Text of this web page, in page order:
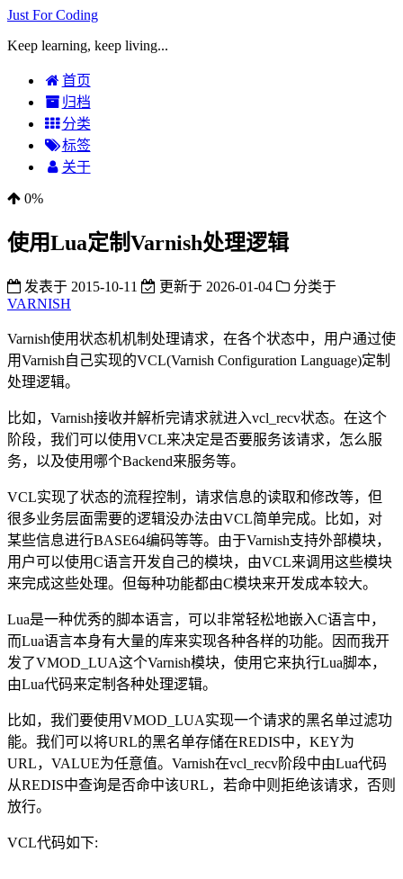
Just For Coding
Keep learning, keep living...
首页
归档
分类
标签
关于
0%
使用Lua定制Varnish处理逻辑
发表于 2015-10-11 更新于 2026-01-04
分类于
VARNISH
Varnish使用状态机机制处理请求，在各个状态中，用户通过使
用Varnish自己实现的VCL(Varnish Configuration Language)定制
处理逻辑。
比如，Varnish接收并解析完请求就进入vcl_recv状态。在这个
阶段，我们可以使用VCL来决定是否要服务该请求，怎么服
务，以及使用哪个Backend来服务等。
VCL实现了状态的流程控制，请求信息的读取和修改等，但
很多业务层面需要的逻辑没办法由VCL简单完成。比如，对
某些信息进行BASE64编码等等。由于Varnish支持外部模块，
用户可以使用C语言开发自己的模块，由VCL来调用这些模块
来完成这些处理。但每种功能都由C模块来开发成本较大。
Lua是一种优秀的脚本语言，可以非常轻松地嵌入C语言中，
而Lua语言本身有大量的库来实现各种各样的功能。因而我开
发了VMOD_LUA这个Varnish模块，使用它来执行Lua脚本，
由Lua代码来定制各种处理逻辑。
比如，我们要使用VMOD_LUA实现一个请求的黑名单过滤功
能。我们可以将URL的黑名单存储在REDIS中，KEY为
URL，VALUE为任意值。Varnish在vcl_recv阶段中由Lua代码
从REDIS中查询是否命中该URL，若命中则拒绝该请求，否则
放行。
VCL代码如下: